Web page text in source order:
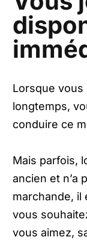
Lorsque
longtemps,
conduire ce
Mais parfois,
ancien et n’a
marchande, il
vous
vous aimez,